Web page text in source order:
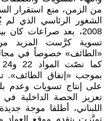
من الزمن، منع استقرار
الشغور الرئاسي الذي
2008، بعد صراعات كان
تسوية كرَّست المزيد
«الطائف» خصوصاً في مجال
بموجب «إتفاق الطائف».
على إنتاج تسويات وعدم
تعزيز الحصة الداخلية
اللبناني، أطلقا موجة